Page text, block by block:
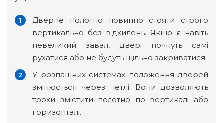
Дверне полотно повинно стояти строго
вертикально без відхилень. Якщо є навіть
невеликий завал, двері почнуть самі
рухатися або не будуть щільно закриватися.
У розпашних системах положення дверей
змінюється через петлі. Вони дозволяють
трохи змістити полотно по вертикалі або
горизонталі.